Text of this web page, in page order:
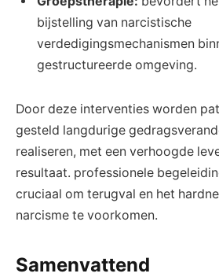
bijstelling van narcistische
verdedigingsmechanismen
gestructureerde omgeving.
Door deze interventies worden
gesteld langdurige
realiseren, met een verhoogde
resultaat. professionele
cruciaal om terugval en het
narcisme te voorkomen.
Samenvattend